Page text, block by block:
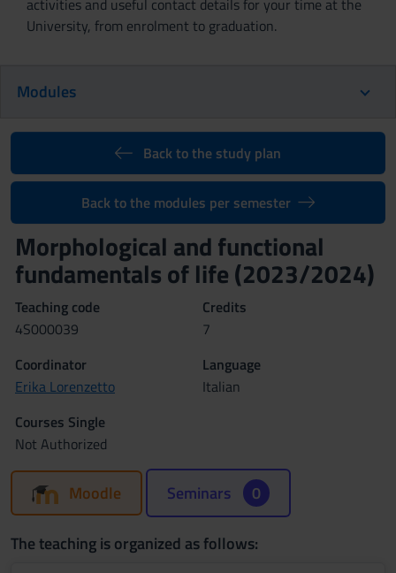
activities and useful contact details for your time at the
University, from enrolment to graduation.
Modules
Back to the study plan
Back to the modules per semester
Morphological and functional
fundamentals of life (2023/2024)
Teaching code
4S000039
Credits
7
Coordinator
Erika Lorenzetto
Language
Italian
Courses Single
Not Authorized
Moodle Seminars 0
The teaching is organized as follows: